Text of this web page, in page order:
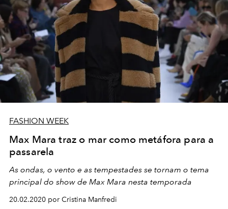
FASHION WEEK
Max Mara traz o mar como metáfora para a
passarela
As ondas, o vento e as tempestades se tornam o tema
principal do show de Max Mara nesta temporada
20.02.2020 por Cristina Manfredi